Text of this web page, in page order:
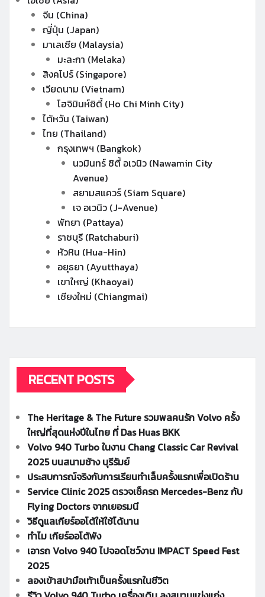
จีน (China)
ญี่ปุ่น (Japan)
มาเลเซีย (Malaysia)
มะละกา (Melaka)
สิงคโปร์ (Singapore)
เวียดนาม (Vietnam)
โฮจิมินห์ซิตี้ (Ho Chi Minh City)
ไต้หวัน (Taiwan)
ไทย (Thailand)
กรุงเทพฯ (Bangkok)
นวมินทร์ ซิตี้ อเวนิว (Nawamin City
Avenue)
สยามสแควร์ (Siam Square)
เจ อเวนิว (J-Avenue)
พัทยา (Pattaya)
ราชบุรี (Ratchaburi)
หัวหิน (Hua-Hin)
อยุธยา (Ayutthaya)
เขาใหญ่ (Khaoyai)
เชียงใหม่ (Chiangmai)
RECENT POSTS
The Heritage & The Future รวมพลคนรัก Volvo ครั้ง
ใหญ่ที่สุดแห่งปีในไทย ที่ Das Huas BKK
Volvo 940 Turbo ในงาน Chang Classic Car Revival
2025 บนสนามช้าง บุรีรัมย์
ประสบการณ์จริงกับการเรียนทำเล็บครั้งแรกเพื่อเปิดร้าน
Service Clinic 2025 ตรวจเช็ครถ Mercedes-Benz กับ
Flying Doctors จากเยอรมนี
วิธีดูแลเกียร์ออโต้ให้ใช้ได้นาน
ทำไม เกียร์ออโต้พัง
เอารถ Volvo 940 ไปจอดโชว์งาน IMPACT Speed Fest
2025
ลองเข้าสปามือเท้าเป็นครั้งแรกในชีวิต